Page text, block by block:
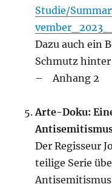
Studie/
Dazu auch ein
Schmutz hinter
– Anhang 2
Arte-Doku:
Der Regisseur
teilige Serie